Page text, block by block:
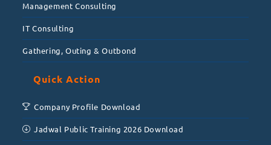
Management Consulting
IT Consulting
Gathering, Outing & Outbond
Quick Action
Company Profile Download
Jadwal Public Training 2026 Download